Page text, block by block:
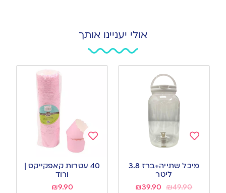
אולי יעניינו אותך
to
מיכל שתייה+ברז 3.8
ליטר
₪49.90
₪39.90
to40 עטרות קאפקייקס |
ורוד
₪9.90